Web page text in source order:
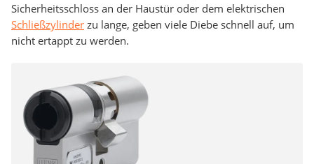
Sicherheitsschloss an der Haustür oder dem elektrischen
Schließzylinder zu lange, geben viele Diebe schnell auf, um
nicht ertappt zu werden.